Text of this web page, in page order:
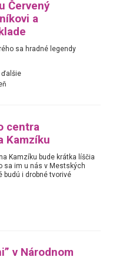
Červený
a
sa hradné legendy
ďalšie
centra
Kamzíku
Kamzíku bude krátka líščia
sa im u nás v Mestských
budú i drobné tvorivé
v Národnom